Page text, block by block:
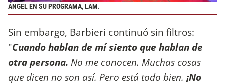
ÁNGEL EN SU PROGRAMA, LAM.
Sin embargo, Barbieri continuó sin filtros:
"Cuando hablan de mí siento que hablan de
otra persona. No me conocen. Muchas cosas
que dicen no son así. Pero está todo bien. ¡No